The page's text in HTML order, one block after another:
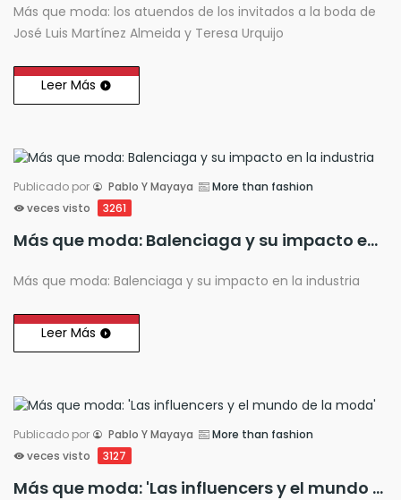
Más que moda: los atuendos de los invitados a la boda de
José Luis Martínez Almeida y Teresa Urquijo
Leer Más
Publicado por Pablo Y Mayaya
More than fashion
veces visto
3261
Más que moda: Balenciaga y su impacto en la industria
Más que moda: Balenciaga y su impacto en la industria
Leer Más
Publicado por Pablo Y Mayaya
More than fashion
veces visto
3127
Más que moda: 'Las influencers y el mundo de la moda'